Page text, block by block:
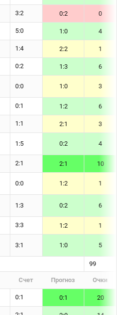
3:2 0:2 0
5:0 1:0 4
1:4 2:2 1
0:2 1:3 6
0:0 1:0 3
0:1 1:2 6
1:1 2:1 3
1:5 0:2 4
2:1 2:1 10
0:0 1:2 1
1:3 0:2 6
3:3 1:2 1
3:1 1:0 5
99
Счет Прогноз Очки
0:1 0:1 20